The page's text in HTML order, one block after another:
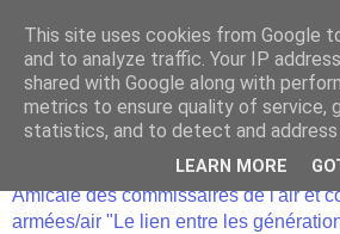
Amicale des commissaires de l'air et
armées/air "Le lien entre les
This site uses cookies from Google
and to analyze traffic. Your IP
shared with Google along with
metrics to ensure quality of service,
statistics, and to detect and address
LEARN MORE